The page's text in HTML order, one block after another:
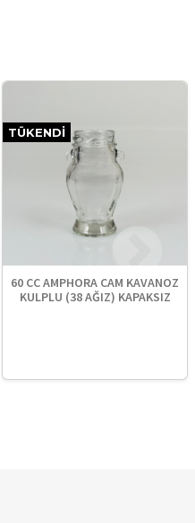
TÜKENDI
60 CC AMPHORA CAM KAVANOZ
KULPLU (38 AĞIZ) KAPAKSIZ